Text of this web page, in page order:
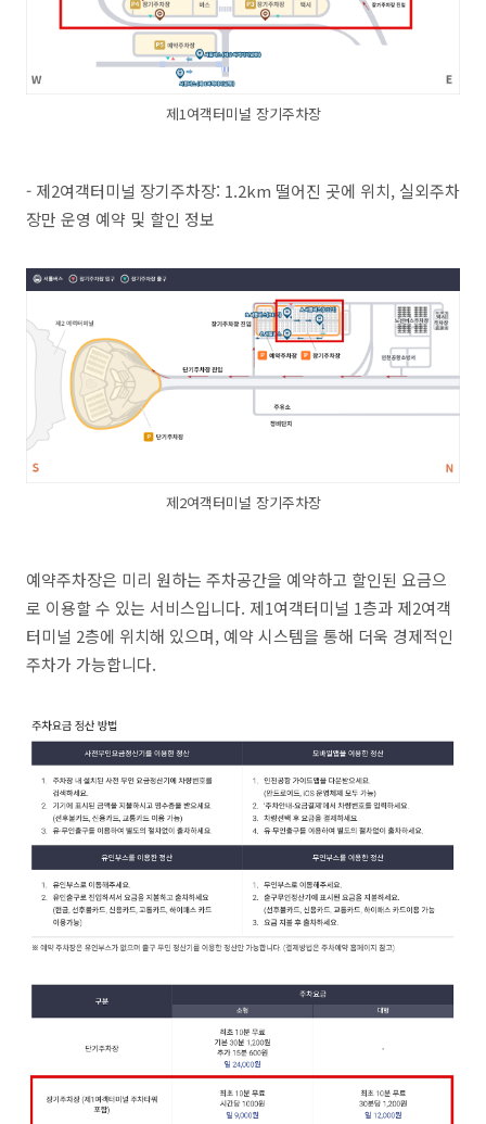
제1여객터미널 장기주차장
- 제2여객터미널 장기주차장: 1.2km 떨어진 곳에 위치, 실외주차
장만 운영 예약 및 할인 정보
제2여객터미널 장기주차장
예약주차장은 미리 원하는 주차공간을 예약하고 할인된 요금으
로 이용할 수 있는 서비스입니다. 제1여객터미널 1층과 제2여객
터미널 2층에 위치해 있으며, 예약 시스템을 통해 더욱 경제적인
주차가 가능합니다.